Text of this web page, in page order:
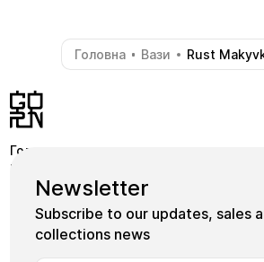
Головна - Вази - Rust
Newsletter
Subscribe to our updates, sales
collections news
Головна
Крамниця
Школа
Коллекції
Майстри
Плитка